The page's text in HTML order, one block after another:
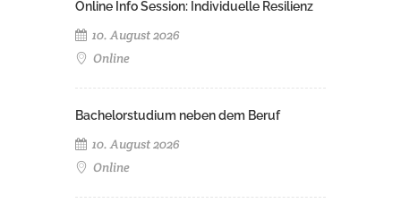
Online Info Session: Individuelle Resilienz
10. August 2026
Online
Bachelorstudium neben dem Beruf
10. August 2026
Online